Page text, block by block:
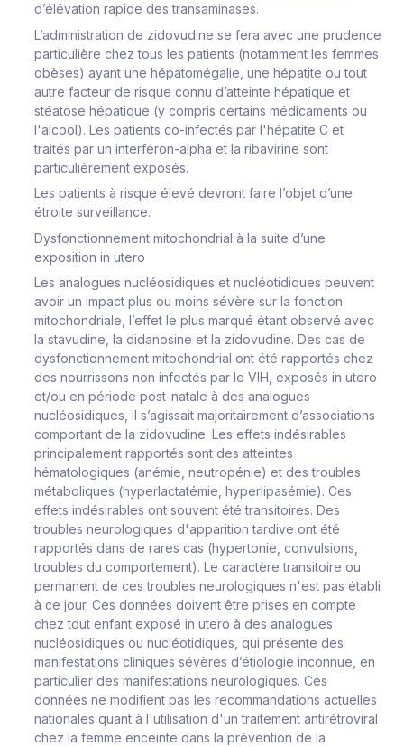
d’élévation rapide des transaminases.
L’administration de zidovudine se fera avec une prudence
particulière chez tous les patients (notamment les femmes
obèses) ayant une hépatomégalie, une hépatite ou tout
autre facteur de risque connu d’atteinte hépatique et
stéatose hépatique (y compris certains médicaments ou
l'alcool). Les patients co-infectés par l'hépatite C et
traités par un interféron-alpha et la ribavirine sont
particulièrement exposés.
Les patients à risque élevé devront faire l’objet d’une
étroite surveillance.
Dysfonctionnement mitochondrial à la suite d’une
exposition in utero
Les analogues nucléosidiques et nucléotidiques peuvent
avoir un impact plus ou moins sévère sur la fonction
mitochondriale, l’effet le plus marqué étant observé avec
la stavudine, la didanosine et la zidovudine. Des cas de
dysfonctionnement mitochondrial ont été rapportés chez
des nourrissons non infectés par le VIH, exposés in utero
et/ou en période post-natale à des analogues
nucléosidiques, il s’agissait majoritairement d’associations
comportant de la zidovudine. Les effets indésirables
principalement rapportés sont des atteintes
hématologiques (anémie, neutropénie) et des troubles
métaboliques (hyperlactatémie, hyperlipasémie). Ces
effets indésirables ont souvent été transitoires. Des
troubles neurologiques d'apparition tardive ont été
rapportés dans de rares cas (hypertonie, convulsions,
troubles du comportement). Le caractère transitoire ou
permanent de ces troubles neurologiques n'est pas établi
à ce jour. Ces données doivent être prises en compte
chez tout enfant exposé in utero à des analogues
nucléosidiques ou nucléotidiques, qui présente des
manifestations cliniques sévères d’étiologie inconnue, en
particulier des manifestations neurologiques. Ces
données ne modifient pas les recommandations actuelles
nationales quant à l'utilisation d'un traitement antirétroviral
chez la femme enceinte dans la prévention de la